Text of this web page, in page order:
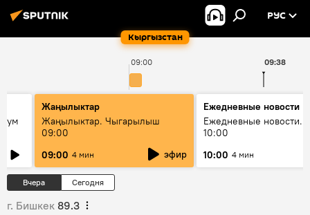
Кыргызстан
РУС
09:00 09:38
Жаңылыктар
Жаңылыктар. Чыгарылыш
09:00
09:00 4 мин эфир
Ежедневные новости
Ежедневные новости.
10:00
10:00 4 мин
Вчера Сегодня
г. Бишкек 89.3